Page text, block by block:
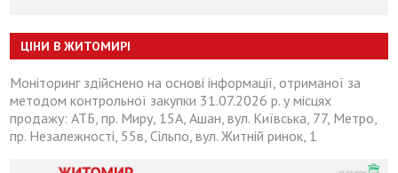
ЦІНИ В ЖИТОМИРІ
Моніторинг здійснено на основі інформації, отриманої за
методом контрольної закупки 31.07.2026 р. у місцях
продажу: АТБ, пр. Миру, 15А, Ашан, вул. Київська, 77, Метро,
пр. Незалежності, 55в, Сільпо, вул. Житній ринок, 1